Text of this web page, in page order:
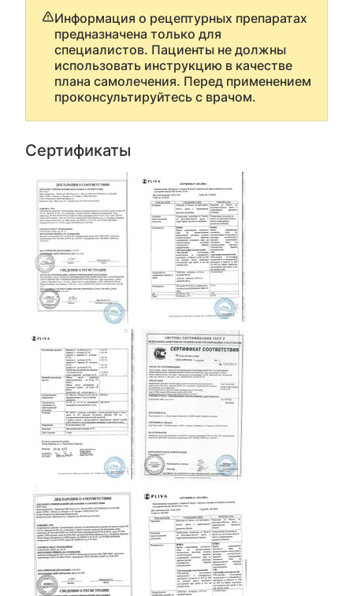
Информация о рецептурных препаратах
предназначена только для
специалистов. Пациенты не должны
использовать инструкцию в качестве
плана самолечения. Перед применением
проконсультируйтесь с врачом.
Сертификаты